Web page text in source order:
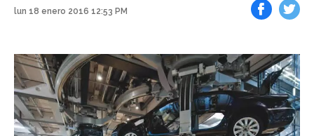
lun 18 enero 2016 12:53 PM